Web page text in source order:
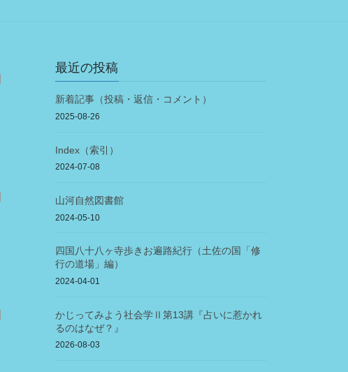
最近の投稿
新着記事（投稿・返信・コメント）
2025-08-26
Index（索引）
2024-07-08
山河自然図書館
2024-05-10
四国八十八ヶ寺歩きお遍路紀行（土佐の国「修
行の道場」編）
2024-04-01
かじってみよう社会学Ⅱ第13講『占いに惹かれ
るのはなぜ？』
2026-08-03